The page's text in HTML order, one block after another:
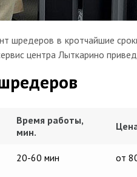
шредеров в кротчайшие
центра Лыткарино
Время работы,
мин.
20-60 мин от